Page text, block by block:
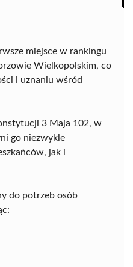
miejsce w rankingu
Wielkopolskim, co
i uznaniu wśród
3 Maja 102, w
go niezwykle
jak i
do potrzeb osób